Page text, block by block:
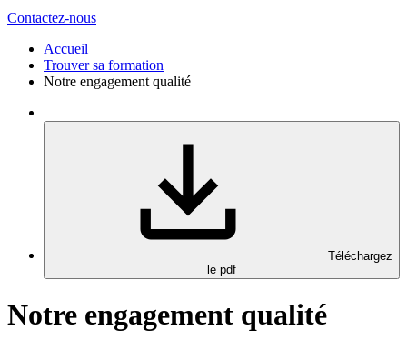
Contactez-nous
Accueil
Trouver sa formation
Notre engagement qualité
Téléchargez
le pdf
Notre engagement qualité